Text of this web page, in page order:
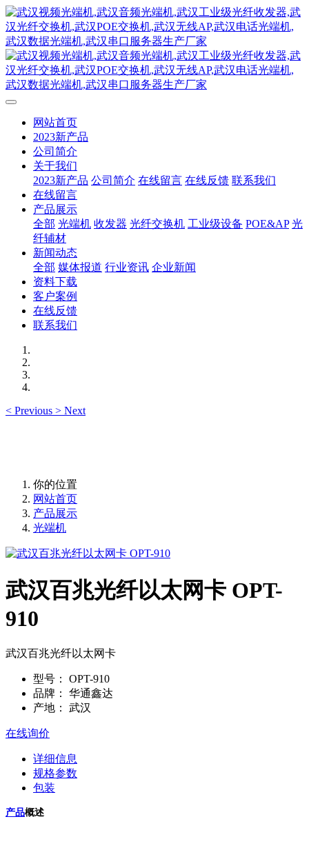
网站首页
2023新产品
公司简介
关于我们
2023新产品 公司简介 在线留言 在线反馈 联系我们
在线留言
产品展示
全部 光端机 收发器 光纤交换机 工业级设备 POE&AP 光
纤辅材
新闻动态
全部 媒体报道 行业资讯 企业新闻
资料下载
客户案例
在线反馈
联系我们
< Previous > Next
你的位置
网站首页
产品展示
光端机
武汉百兆光纤以太网卡 OPT-
910
武汉百兆光纤以太网卡
型号：
OPT-910
品牌：
华通鑫达
产地：
武汉
在线询价
详细信息
规格参数
包装
产品概述